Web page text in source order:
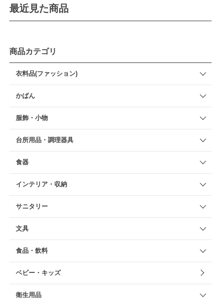
最近見た商品
商品カテゴリ
衣料品(ファッション)
かばん
服飾・小物
台所用品・調理器具
食器
インテリア・収納
サニタリー
文具
食品・飲料
ベビー・キッズ
衛生用品